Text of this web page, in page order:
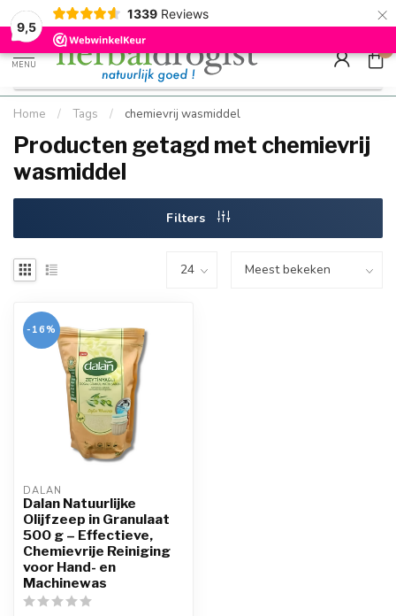
9,5
1339 Reviews ×
Kostenloser DE-Versand ab Mindestbestellwert |
Schnell geliefert
Minimum
Hızlı
MENU
0
Home / Tags / chemievrij wasmiddel
Producten getagd met chemievrij
wasmiddel
Filters
-16%
DALAN
Dalan Natuurlijke
Olijfzeep in Granulaat
500 g – Effectieve,
Chemievrije Reiniging
voor Hand- en
Machinewas